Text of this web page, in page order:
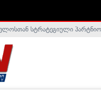
ფაქტო მთავრობა
სტრატეგიული